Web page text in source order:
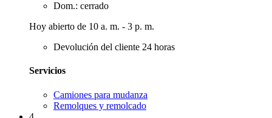
Dom.: cerrado
Hoy abierto de 10 a. m. - 3 p. m.
Devolución del cliente 24 horas
Servicios
Camiones para mudanza
Remolques y remolcado